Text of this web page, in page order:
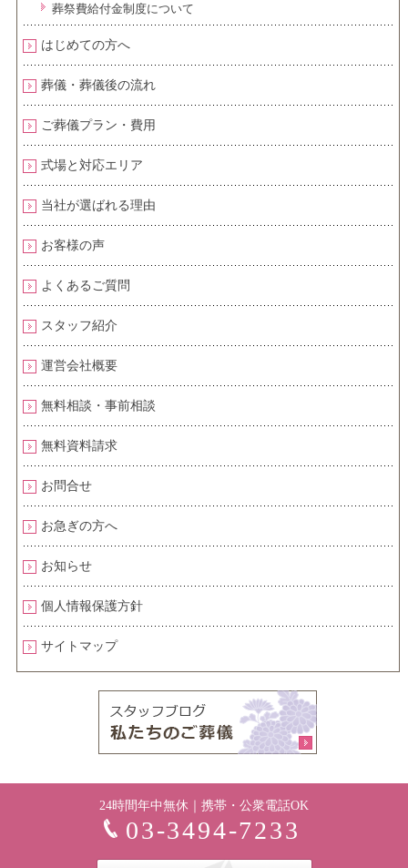
葬祭費給付金制度について
はじめての方へ
葬儀・葬儀後の流れ
ご葬儀プラン・費用
式場と対応エリア
当社が選ばれる理由
お客様の声
よくあるご質問
スタッフ紹介
運営会社概要
無料相談・事前相談
無料資料請求
お問合せ
お急ぎの方へ
お知らせ
個人情報保護方針
サイトマップ
24時間年中無休｜携帯・公衆電話OK
03-3494-7233